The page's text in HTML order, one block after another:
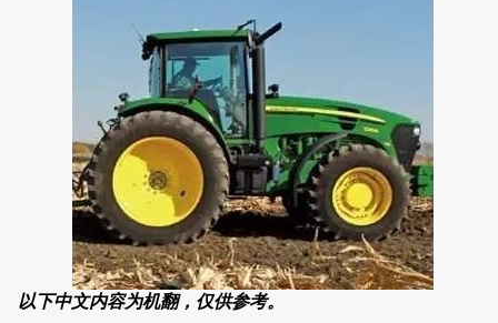
以下中文内容为机翻，仅供参考。